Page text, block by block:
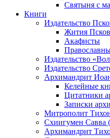
Святыня с
Книги
Издательство
Жития
Акафисты
Издательство
Издательство
Архимандрит
Келейные
Цитатники
Записки
Митрополит
Схиигумен Савва
Архимандрит